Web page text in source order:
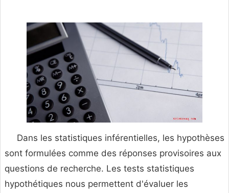
Dans les statistiques inférentielles, les hypothèses
sont formulées comme des réponses provisoires aux
questions de recherche. Les tests statistiques
hypothétiques nous permettent d'évaluer les